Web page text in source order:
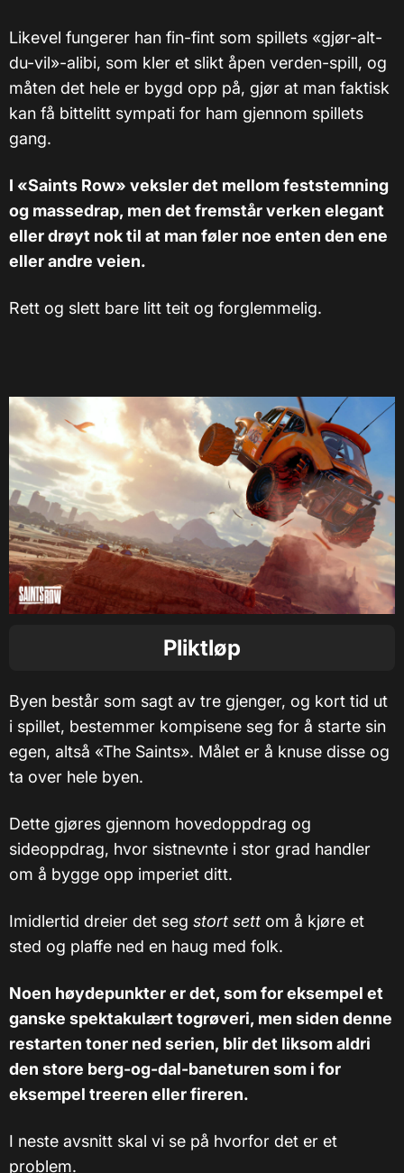
Likevel fungerer han fin-fint som spillets «gjør-alt-
du-vil»-alibi, som kler et slikt åpen verden-spill, og
måten det hele er bygd opp på, gjør at man faktisk
kan få bittelitt sympati for ham gjennom spillets
gang.
I «Saints Row» veksler det mellom feststemning
og massedrap, men det fremstår verken elegant
eller drøyt nok til at man føler noe enten den ene
eller andre veien.
Rett og slett bare litt teit og forglemmelig.
Pliktløp
Byen består som sagt av tre gjenger, og kort tid ut
i spillet, bestemmer kompisene seg for å starte sin
egen, altså «The Saints». Målet er å knuse disse og
ta over hele byen.
Dette gjøres gjennom hovedoppdrag og
sideoppdrag, hvor sistnevnte i stor grad handler
om å bygge opp imperiet ditt.
Imidlertid dreier det seg stort sett om å kjøre et
sted og plaffe ned en haug med folk.
Noen høydepunkter er det, som for eksempel et
ganske spektakulært togrøveri, men siden denne
restarten toner ned serien, blir det liksom aldri
den store berg-og-dal-baneturen som i for
eksempel treeren eller fireren.
I neste avsnitt skal vi se på hvorfor det er et
problem.